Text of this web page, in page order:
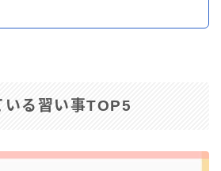
いる習い事TOP5